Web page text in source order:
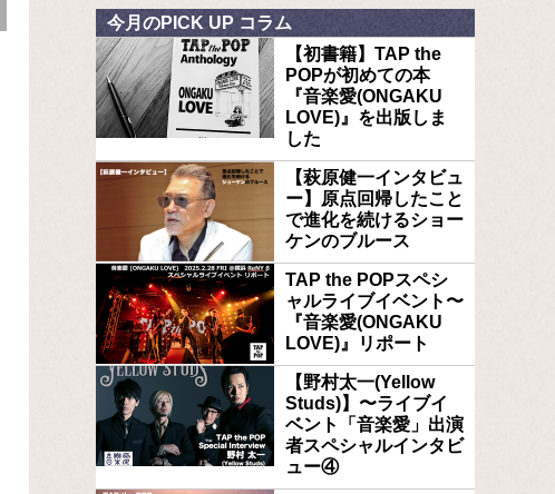
今月のPICK UP コラム
【初書籍】TAP the
POPが初めての本
『音楽愛(ONGAKU
LOVE)』を出版しま
した
【萩原健一インタビュ
ー】原点回帰したこと
で進化を続けるショー
ケンのブルース
TAP the POPスペシ
ャルライブイベント〜
『音楽愛(ONGAKU
LOVE)』リポート
【野村太一(Yellow
Studs)】〜ライブイ
ベント「音楽愛」出演
者スペシャルインタビ
ュー④